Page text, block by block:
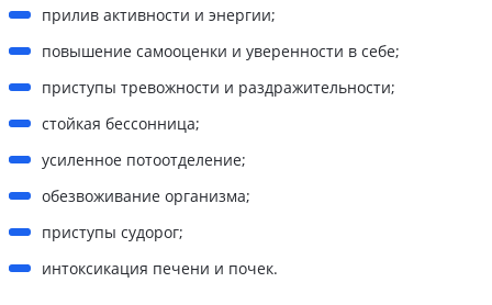
прилив активности и энергии;
повышение самооценки и уверенности в себе;
приступы тревожности и раздражительности;
стойкая бессонница;
усиленное потоотделение;
обезвоживание организма;
приступы судорог;
интоксикация печени и почек.